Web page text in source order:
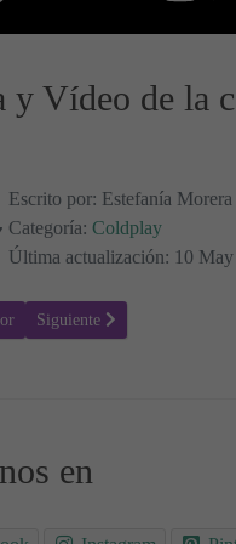
y Vídeo de la
Escrito por: Estefanía Morera
Categoría: Coldplay
Última actualización: 10
Yellow - Coldplay, Letra
Artículo siguiente: Clocks -
Siguiente
en